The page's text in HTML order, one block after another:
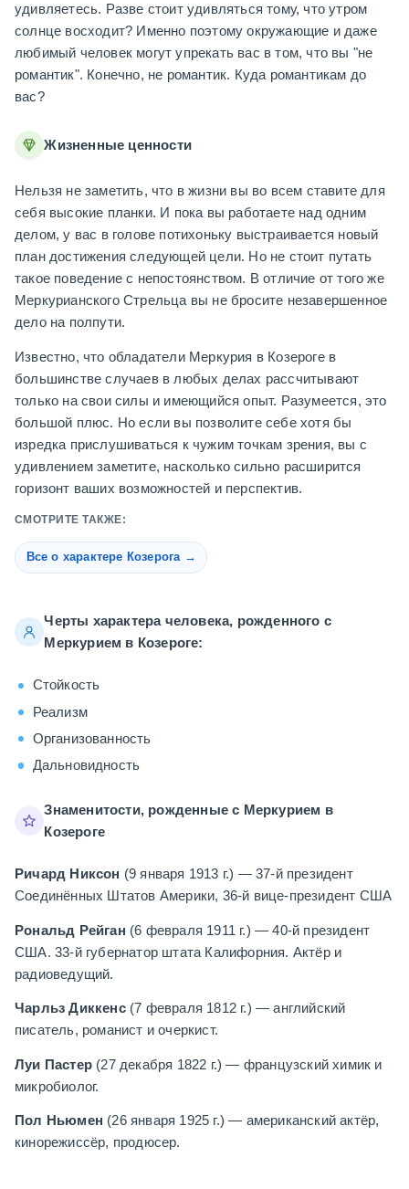
удивляетесь. Разве стоит удивляться тому, что утром
солнце восходит? Именно поэтому окружающие и даже
любимый человек могут упрекать вас в том, что вы "не
романтик". Конечно, не романтик. Куда романтикам до
вас?
Жизненные ценности
Нельзя не заметить, что в жизни вы во всем ставите для
себя высокие планки. И пока вы работаете над одним
делом, у вас в голове потихоньку выстраивается новый
план достижения следующей цели. Но не стоит путать
такое поведение с непостоянством. В отличие от того же
Меркурианского Стрельца вы не бросите незавершенное
дело на полпути.
Известно, что обладатели Меркурия в Козероге в
большинстве случаев в любых делах рассчитывают
только на свои силы и имеющийся опыт. Разумеется, это
большой плюс. Но если вы позволите себе хотя бы
изредка прислушиваться к чужим точкам зрения, вы с
удивлением заметите, насколько сильно расширится
горизонт ваших возможностей и перспектив.
СМОТРИТЕ ТАКЖЕ:
Все о характере Козерога →
Черты характера человека, рожденного с
Меркурием в Козероге:
Стойкость
Реализм
Организованность
Дальновидность
Знаменитости, рожденные с Меркурием в
Козероге
Ричард Никсон (9 января 1913 г.) — 37-й президент
Соединённых Штатов Америки, 36-й вице-президент США
Рональд Рейган (6 февраля 1911 г.) — 40-й президент
США. 33-й губернатор штата Калифорния. Актёр и
радиоведущий.
Чарльз Диккенс(7 февраля 1812 г.) — английский
писатель, романист и очеркист.
Луи Пастер (27 декабря 1822 г.) — французский химик и
микробиолог.
Пол Ньюмен (26 января 1925 г.) — американский актёр,
кинорежиссёр, продюсер.